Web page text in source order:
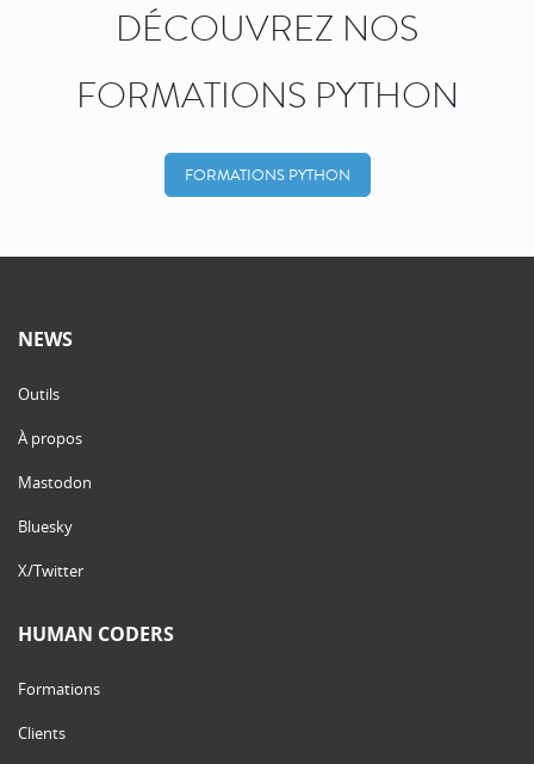
DÉCOUVREZ NOS
FORMATIONS PYTHON
FORMATIONS PYTHON
NEWS
Outils
À propos
Mastodon
Bluesky
X/Twitter
HUMAN CODERS
Formations
Clients